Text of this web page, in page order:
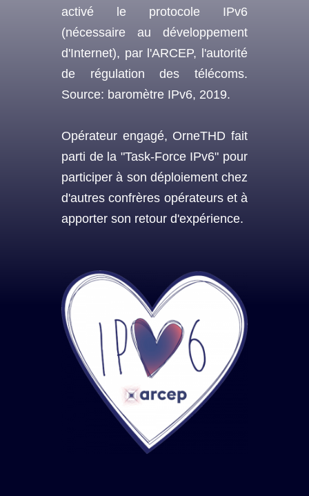
activé le protocole IPv6
(nécessaire au développement
d'Internet), par l'ARCEP, l'autorité
de régulation des télécoms.
Source: baromètre IPv6, 2019.
Opérateur engagé, OrneTHD fait
parti de la "Task-Force IPv6" pour
participer à son déploiement chez
d'autres confrères opérateurs et à
apporter son retour d'expérience.